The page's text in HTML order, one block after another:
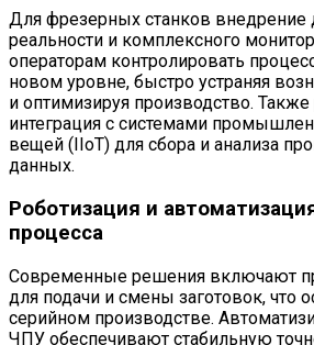
Для фрезерных станков внедрение
реальности и комплексного
операторам контролировать
новом уровне, быстро устраняя
и оптимизируя производство. Также
интеграция с системами
вещей (IIoT) для сбора и анализа
данных.
Роботизация и
процесса
Современные решения включают
для подачи и смены заготовок, что
серийном производстве.
ЧПУ обеспечивают стабильную